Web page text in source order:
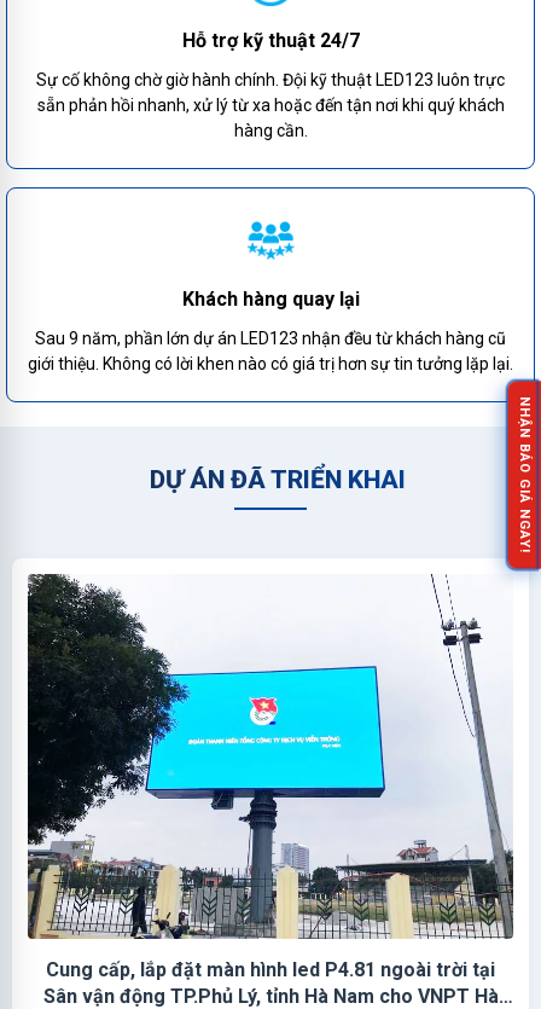
Hỗ trợ kỹ thuật 24/7
Sự cố không chờ giờ hành chính. Đội kỹ thuật LED123 luôn trực
sẵn phản hồi nhanh, xử lý từ xa hoặc đến tận nơi khi quý khách
hàng cần.
Khách hàng quay lại
Sau 9 năm, phần lớn dự án LED123 nhận đều từ khách hàng cũ
giới thiệu. Không có lời khen nào có giá trị hơn sự tin tưởng lặp lại.
DỰ ÁN ĐÃ TRIỂN KHAI
Cung cấp, lắp đặt màn hình led P4.81 ngoài trời tại
Sân vận động TP.Phủ Lý, tỉnh Hà Nam cho VNPT Hà
NHẬN BÁO GIÁ NGAY!